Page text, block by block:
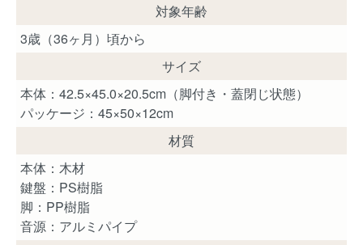
対象年齢
3歳（36ヶ月）頃から
サイズ
本体：42.5×45.0×20.5cm（脚付き・蓋閉じ状態）
パッケージ：45×50×12cm
材質
本体：木材
鍵盤：PS樹脂
脚：PP樹脂
音源：アルミパイプ